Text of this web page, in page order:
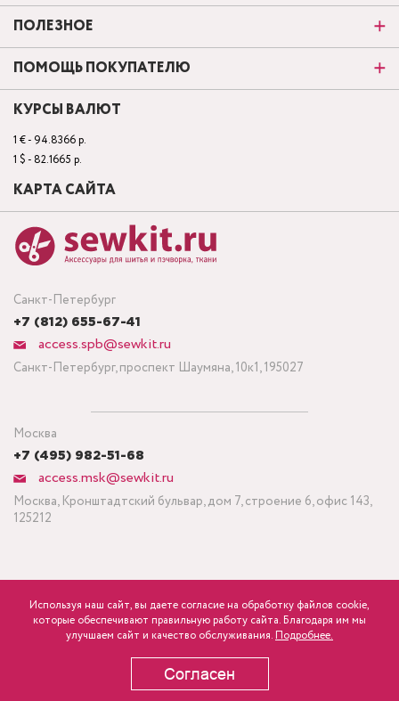
розница
В КОРЗИНУ
Санкт-Петербург
+7 (812) 655-67-41
access.spb@sewkit.ru
Санкт-Петербург, проспект Шаумяна, 10к1, 195027
Москва
+7 (495) 982-51-68
access.msk@sewkit.ru
Москва, Кронштадтский бульвар, дом 7, строение 6, офис 143,
125212
ПОЛЕЗНОЕ
ПОМОЩЬ ПОКУПАТЕЛЮ
КУРСЫ ВАЛЮТ
1 € - 94.8366 р.
1 $ - 82.1665 р.
КАРТА САЙТА
Copyright © 1995-2026 SEWKIT.RU
Политика конфиденциальности
ПОДПИСАТЬСЯ НА НОВОСТИ
Используя наш сайт, вы даете согласие на обработку файлов cookie,
которые обеспечивают правильную работу сайта. Благодаря им мы
улучшаем сайт и качество обслуживания. Подробнее.
Согласен